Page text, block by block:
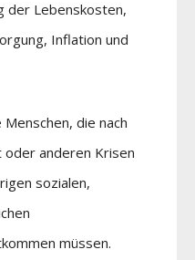
der Lebenskosten,
Inflation und
die nach
oder anderen Krisen
sozialen,
müssen.